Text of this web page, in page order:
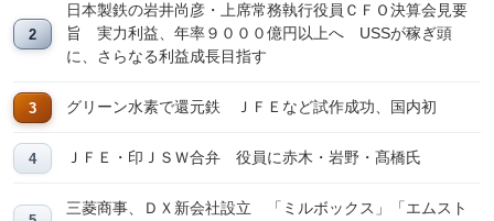
日本製鉄の岩井尚彦・上席常務執行役員ＣＦＯ決算会見要
旨 実力利益、年率９０００億円以上へ USSが稼ぎ頭
に、さらなる利益成長目指す
グリーン水素で還元鉄 ＪＦＥなど試作成功、国内初
ＪＦＥ・印ＪＳＷ合弁 役員に赤木・岩野・髙橋氏
三菱商事、ＤＸ新会社設立 「ミルボックス」「エムスト